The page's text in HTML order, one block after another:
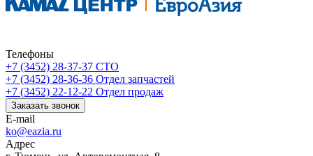
Телефоны
+7 (3452) 28-37-37 СТО
+7 (3452) 28-36-36 Отдел запчастей
+7 (3452) 22-12-22 Отдел продаж
Заказать звонок
E-mail
ko@eazia.ru
Адрес